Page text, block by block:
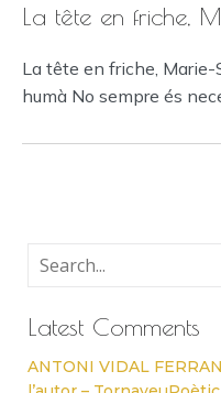
La tête en friche,
La tête en friche,
humà No sempre és
Latest Comments
ANTONI VIDAL